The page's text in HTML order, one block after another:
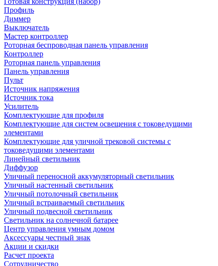
Профиль
Диммер
Выключатель
Мастер контроллер
Роторная беспроводная панель управления
Контроллер
Роторная панель управления
Панель управления
Пульт
Источник напряжения
Источник тока
Усилитель
Комплектующие для профиля
Комплектующие для систем освещения с токоведущими
элементами
Комплектующие для уличной трековой системы с
токоведущими элементами
Линейный светильник
Диффузор
Уличный переносной аккумуляторный светильник
Уличный настенный светильник
Уличный потолочный светильник
Уличный встраиваемый светильник
Уличный подвесной светильник
Светильник на солнечной батарее
Центр управления умным домом
Аксессуары честный знак
Акции и скидки
Расчет проекта
Сотрудничество